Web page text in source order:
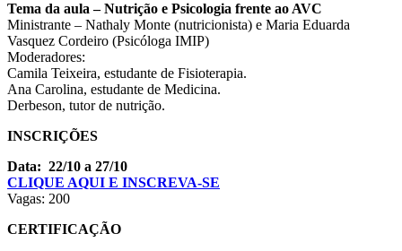
Tema da aula – Nutrição e Psicologia frente ao AVC
Ministrante – Nathaly Monte (nutricionista) e Maria Eduarda
Vasquez Cordeiro (Psicóloga IMIP)
Moderadores:
Camila Teixeira, estudante de Fisioterapia.
Ana Carolina, estudante de Medicina.
Derbeson, tutor de nutrição.
INSCRIÇÕES
Data: 22/10 a 27/10
CLIQUE AQUI E INSCREVA-SE
Vagas: 200
CERTIFICAÇÃO